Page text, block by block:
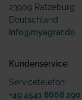
23909 Ratzeburg
Deutschland
info@myagrar.de
Kundenservice:
Servicetelefon:
+49 4541 8668 290